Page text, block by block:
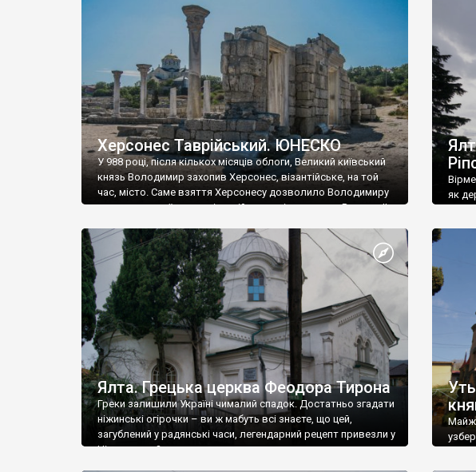
візантійської доби. Раритети викрадені з фондів об’єкту
культурної спадщини ЮНЕСКО «Херсонеса Таврійського».
Офіційно – на виставку «Золото Візантії», але експерти та
влада в Україні вважають це лише […]
Херсонес Таврійський. ЮНЕСКО
У 988 році, після кількох місяців облоги, Великий київський
князь Володимир захопив Херсонес, візантійське, на той
час, місто. Саме взяття Херсонесу дозволило Володимиру
диктувати свої умови візантійському імператору Василю ІІ,
Херсонесі Володимир-язичник, став Василем-
християнином. А потім було Хрещення Русі. На честь
Херсонесу Таврійського названо місто […]
як
Ялта. Грецька церква Феодора Тирона
Греки залишили Україні чималий спадок. Достатньо згадати
ніжинські огірочки – ви ж мабуть всі знаєте, що цей,
загублений у радянські часи, легендарний рецепт привезли у
Ніжин греки?